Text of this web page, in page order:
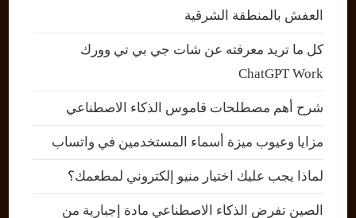
العفش بالمنطقة الشرقية
كل ما تريد معرفته عن شات جي بي تي وورك
ChatGPT Work
شرح أهم مصطلحات قاموس الذكاء الاصطناعي
مزايا وعيوب ميزة أسماء المستخدمين في واتساب
لماذا يجب عليك اختيار منيو إلكتروني لمطعمك؟
الصين تفرض الذكاء الاصطناعي مادة إجبارية من